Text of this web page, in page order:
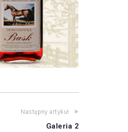
Następny artykuł
Galeria 2